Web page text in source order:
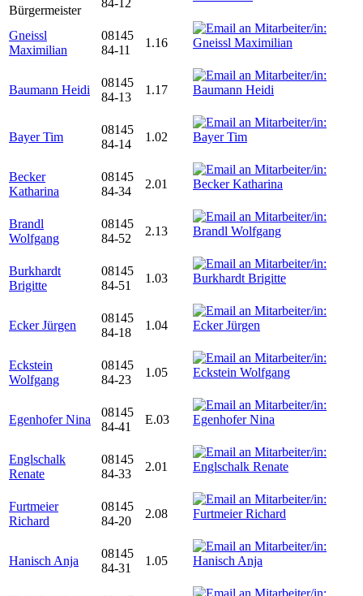
Bürgermeister
84-12
Gneissl
Maximilian
08145
84-11
1.16
Baumann Heidi
08145
84-13
1.17
Bayer Tim
08145
84-14
1.02
Becker
Katharina
08145
84-34
2.01
Brandl
Wolfgang
08145
84-52
2.13
Burkhardt
Brigitte
08145
84-51
1.03
Ecker Jürgen
08145
84-18
1.04
Eckstein
Wolfgang
08145
84-23
1.05
Egenhofer Nina
08145
84-41
E.03
Englschalk
Renate
08145
84-33
2.01
Furtmeier
Richard
08145
84-20
2.08
Hanisch Anja
08145
84-31
1.05